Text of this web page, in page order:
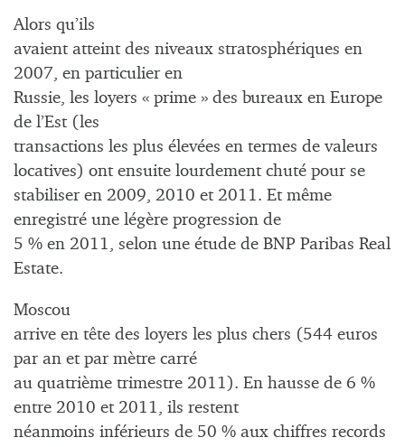
Alors qu’ils
avaient atteint des niveaux stratosphériques en
2007, en particulier en
Russie, les loyers « prime » des bureaux en Europe
de l’Est (les
transactions les plus élevées en termes de valeurs
locatives) ont ensuite lourdement chuté pour se
stabiliser en 2009, 2010 et 2011. Et même
enregistré une légère progression de
5 % en 2011, selon une étude de BNP Paribas Real
Estate.
Moscou
arrive en tête des loyers les plus chers (544 euros
par an et par mètre carré
au quatrième trimestre 2011). En hausse de 6 %
entre 2010 et 2011, ils restent
néanmoins inférieurs de 50 % aux chiffres records